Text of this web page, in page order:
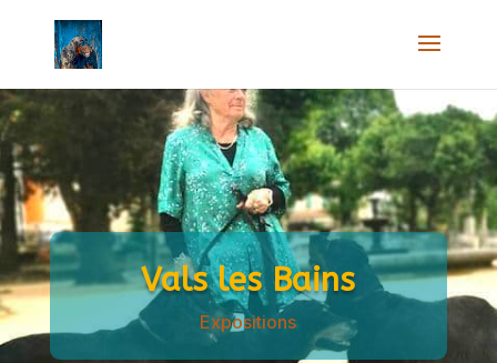
Vals les Bains
Expositions